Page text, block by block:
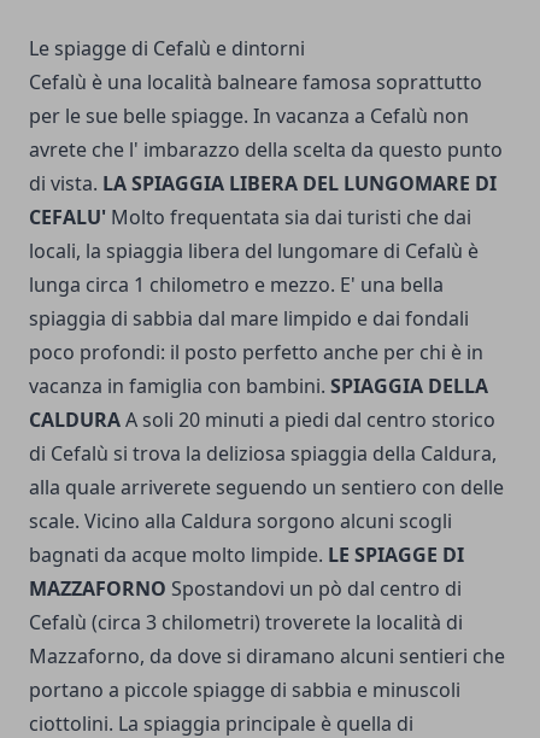
Le spiagge di Cefalù e dintorni
Cefalù è una località balneare famosa soprattutto
per le sue belle spiagge. In vacanza a Cefalù non
avrete che l' imbarazzo della scelta da questo punto
di vista. LA SPIAGGIA LIBERA DEL LUNGOMARE DI
CEFALU' Molto frequentata sia dai turisti che dai
locali, la spiaggia libera del lungomare di Cefalù è
lunga circa 1 chilometro e mezzo. E' una bella
spiaggia di sabbia dal mare limpido e dai fondali
poco profondi: il posto perfetto anche per chi è in
vacanza in famiglia con bambini. SPIAGGIA DELLA
CALDURAA soli 20 minuti a piedi dal centro storico
di Cefalù si trova la deliziosa spiaggia della Caldura,
alla quale arriverete seguendo un sentiero con delle
scale. Vicino alla Caldura sorgono alcuni scogli
bagnati da acque molto limpide. LE SPIAGGE DI
MAZZAFORNO Spostandovi un pò dal centro di
Cefalù (circa 3 chilometri) troverete la località di
Mazzaforno, da dove si diramano alcuni sentieri che
portano a piccole spiagge di sabbia e minuscoli
ciottolini. La spiaggia principale è quella di